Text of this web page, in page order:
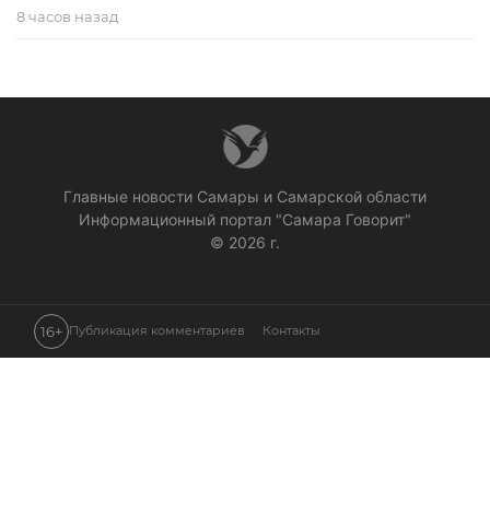
8 часов назад
Главные новости Самары и Самарской области
Информационный портал "Самара Говорит"
© 2026 г.
16+ Публикация комментариев Контакты